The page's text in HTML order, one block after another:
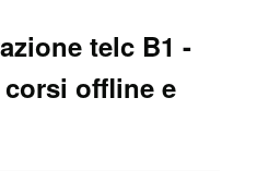
telc B1 -
offline e